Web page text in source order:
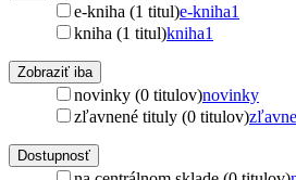
e-kniha (1 titul)e-kniha1
kniha (1 titul)kniha1
Zobraziť iba
novinky (0 titulov)novinky
zľavnené tituly (0 titulov)
Dostupnosť